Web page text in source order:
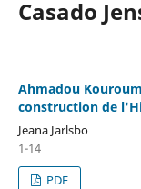
Casado
Ahmadou
construction de
Jeana Jarlsbo
1-14
PDF